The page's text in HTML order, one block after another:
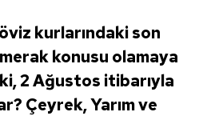
kurlarındaki son
konusu olamaya
2 Ağustos itibarıyla
Çeyrek, Yarım ve